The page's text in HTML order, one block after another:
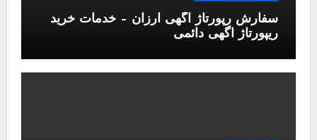
سفارش رپورتاژ آگهی ارزان – خدمات خرید
ریپورتاژ اگهی دائمی